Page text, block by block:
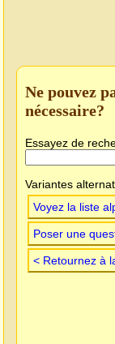
Ne pouvez
nécessaire?
Essayez de
Variantes
Voyez la liste
Poser une
< Retournez à